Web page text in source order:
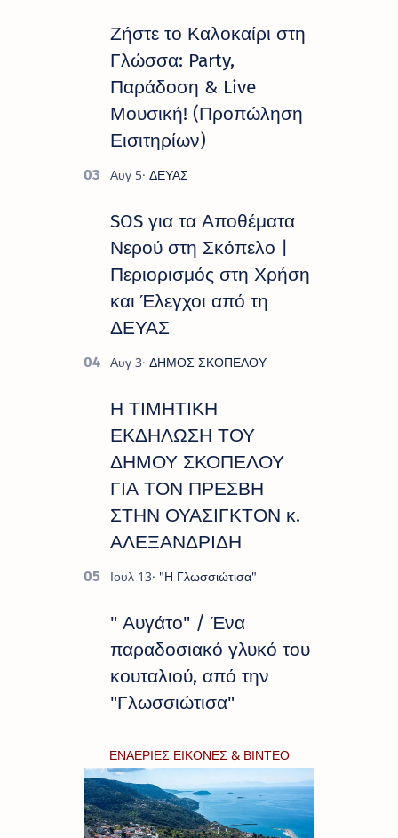
πρόγραμμα εκδ…
Ζήστε το Καλοκαίρι στη
Γλώσσα: Party,
Παράδοση & Live
Μουσική! (Προπώληση
Εισιτηρίων)
SOS για τα Αποθέματα
Νερού στη Σκόπελο |
Περιορισμός στη Χρήση
και Έλεγχοι από τη
ΔΕΥΑΣ
Η ΤΙΜΗΤΙΚΗ
ΕΚΔΗΛΩΣΗ ΤΟΥ
ΔΗΜΟΥ ΣΚΟΠΕΛΟΥ
ΓΙΑ ΤΟΝ ΠΡΕΣΒΗ
ΣΤΗΝ ΟΥΑΣΙΓΚΤΟΝ κ.
ΑΛΕΞΑΝΔΡΙΔΗ
" Αυγάτο" / Ένα
παραδοσιακό γλυκό του
κουταλιού, από την
"Γλωσσιώτισα"
ΕΝΑΕΡΙΕΣ ΕΙΚΟΝΕΣ & ΒΙΝΤΕΟ